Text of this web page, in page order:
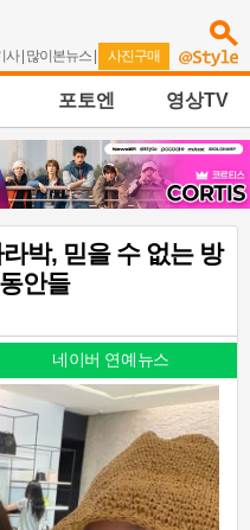
사| 많이본뉴스 | 사진구매
포토엔 영상TV
박, 믿을 수 없는 방
안들
네이버 연예뉴스